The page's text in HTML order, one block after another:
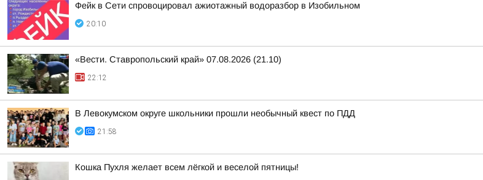
Фейк в Сети спровоцировал ажиотажный водоразбор в Изобильном
20:10
«Вести. Ставропольский край» 07.08.2026 (21.10)
22:12
В Левокумском округе школьники прошли необычный квест по ПДД
21:58
Кошка Пухля желает всем лёгкой и веселой пятницы!